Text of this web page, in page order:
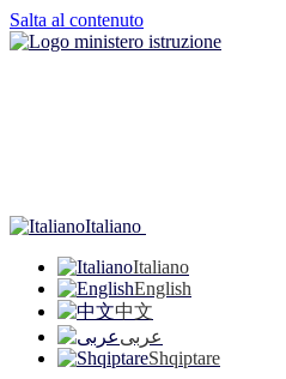
Salta al contenuto
Italiano
Italiano
English
中文
عربى
Shqiptare